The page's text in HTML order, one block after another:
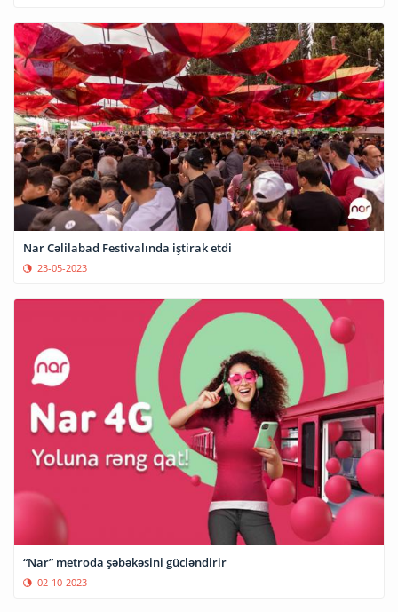
Nar Cəlilabad Festivalında iştirak etdi
23-05-2023
“Nar” metroda şəbəkəsini gücləndirir
02-10-2023